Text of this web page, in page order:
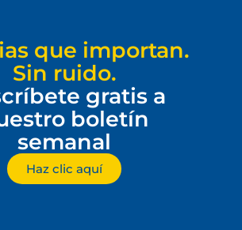
que importan.
Sin ruido.
gratis a
boletín
semanal
Haz clic aquí